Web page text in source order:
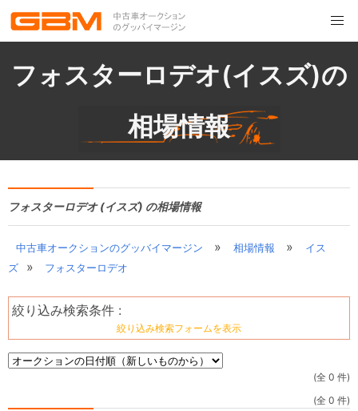
フォスターロデオ(イスズ)の
相場情報
フォスターロデオ (イスズ) の相場情報
中古車オークションのグッバイマージン » 相場情報 »
イス
ズ
» フォスターロデオ
絞り込み検索条件 :
絞り込み検索フォームを表示
(全 0 件)
(全 0 件)